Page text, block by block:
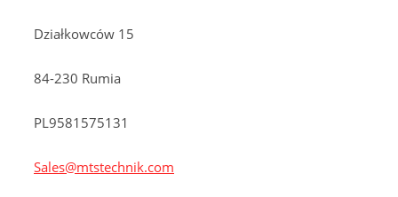
Działkowców 15
84-230 Rumia
PL9581575131
Sales@mtstechnik.com